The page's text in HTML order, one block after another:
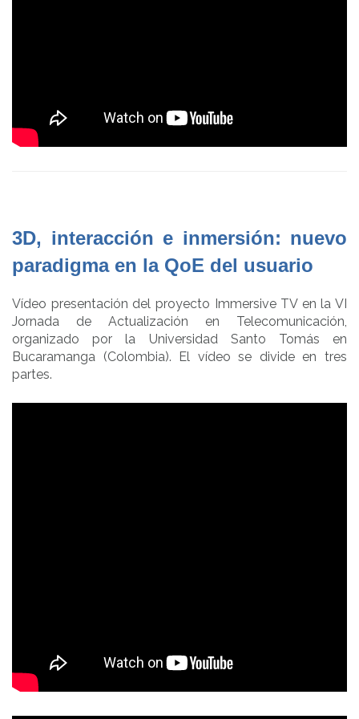
3D, interacción e inmersión: nuevo
paradigma en la QoE del usuario
Vídeo presentación del proyecto Immersive TV en la VI
Jornada de Actualización en Telecomunicación,
organizado por la Universidad Santo Tomás en
Bucaramanga (Colombia). El vídeo se divide en tres
partes.